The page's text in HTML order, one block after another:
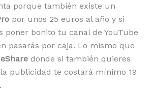
porque también existe un
por unos 25 euros al año y si
poner bonito tu canal de YouTube
pasarás por caja. Lo mismo que
donde si también quieres
publicidad te costará mínimo 19